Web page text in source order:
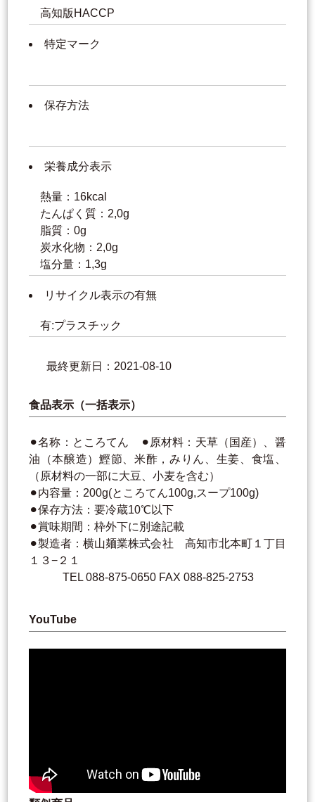
高知版HACCP
特定マーク
保存方法
栄養成分表示
熱量：16kcal
たんぱく質：2,0g
脂質：0g
炭水化物：2,0g
塩分量：1,3g
リサイクル表示の有無
有:プラスチック
最終更新日：2021-08-10
食品表示（一括表示）
⚫︎名称：ところてん ⚫︎原材料：天草（国産）、醤
油（本醸造）鰹節、米酢，みりん、生姜、食塩、
（原材料の一部に大豆、小麦を含む）
⚫︎内容量︎：200g(ところてん100g,スープ100g)
⚫︎保存方法：要冷蔵10℃以下
⚫︎賞味期間：枠外下に別途記載
⚫︎製造者：横山麺業株式会社 高知市北本町１丁目
１３−２１
TEL 088-875-0650 FAX 088-825-2753
YouTube